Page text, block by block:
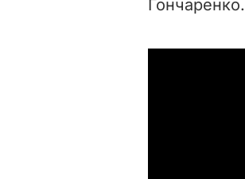
Гончаренко.